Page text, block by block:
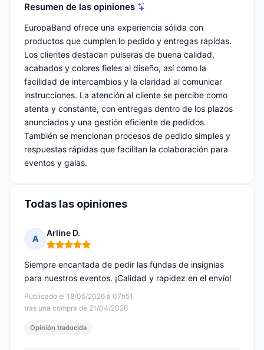
Resumen de las opiniones
EuropaBand ofrece una experiencia sólida con
productos que cumplen lo pedido y entregas rápidas.
Los clientes destacan pulseras de buena calidad,
acabados y colores fieles al diseño, así como la
facilidad de intercambios y la claridad al comunicar
instrucciones. La atención al cliente se percibe como
atenta y constante, con entregas dentro de los plazos
anunciados y una gestión eficiente de pedidos.
También se mencionan procesos de pedido simples y
respuestas rápidas que facilitan la colaboración para
eventos y galas.
Todas las opiniones
A
Arline D.
Nota: 5 de 5
Publicado el 18/05/2026 à 07h51
tras una compra de 21/04/2026
Siempre encantada de pedir las fundas de insignias
para nuestros eventos. ¡Calidad y rapidez en el envío!
Opinión traducida